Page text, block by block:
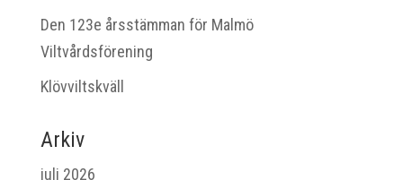
Den 123e årsstämman för Malmö
Viltvårdsförening
Klövviltskväll
Arkiv
juli 2026